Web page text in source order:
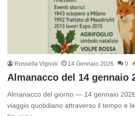
Rossella Vignoli 14 Gennaio 2026 0
Almanacco del 14 gennaio
Almanacco del giorno — 14 gennaio
viaggio quotidiano attraverso il tempo e